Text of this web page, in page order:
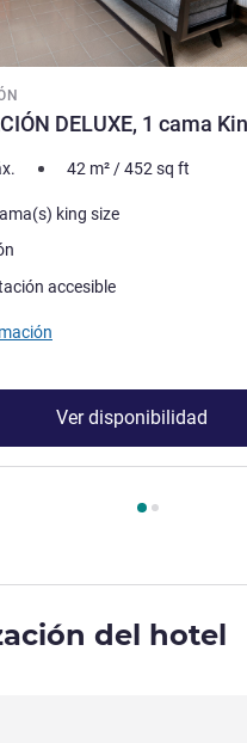
- Habitación
, Habitación 1 :
DELUXE, 1 cama
42 m²/452sq ft
king size
accesible
Ver disponibilidad
del hotel